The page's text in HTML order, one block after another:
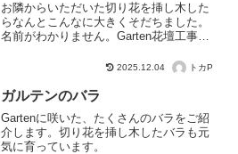
お隣からいただいた切り花を挿し木した
らなんとこんなに大きくそだちました。
名前がわかりません。Garten花壇工事前
2025.12.04 トカP
ガルテンのバラ
Gartenに咲いた、たくさんのバラをご紹
介します。切り花を挿し木したバラも元
気に育っています。